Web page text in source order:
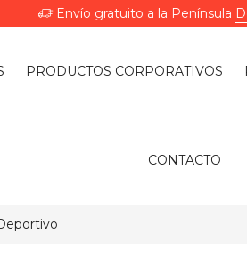
Envío gratuito a la Península
PRODUCTOS CORPORATIVOS
CONTACTO